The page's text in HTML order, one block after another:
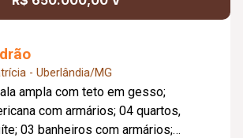
- Uberlândia/MG
ampla com teto em gesso;
com armários; 04 quartos,
03 banheiros com armários;